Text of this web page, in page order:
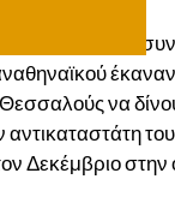
ομάδων
να
αντικαταστάτη
Δεκέμβριο